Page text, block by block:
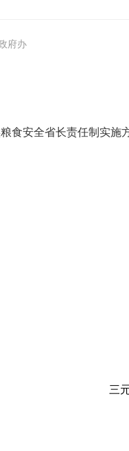
府办
食安全省长责任制实施
三